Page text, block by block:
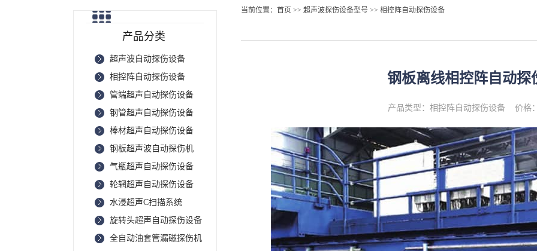
产品分类
超声波自动探伤设备
相控阵自动探伤设备
管端超声自动探伤设备
钢管超声自动探伤设备
棒材超声自动探伤设备
钢板超声波自动探伤机
气瓶超声自动探伤设备
轮辋超声自动探伤设备
水浸超声C扫描系统
旋转头超声自动探伤设备
全自动油套管漏磁探伤机
当前位置： 首页 >> 超声波探伤设备型号 >> 相控阵自动探伤设备
钢板离线相控阵自动探
产品类型：相控阵自动探伤设备 价格